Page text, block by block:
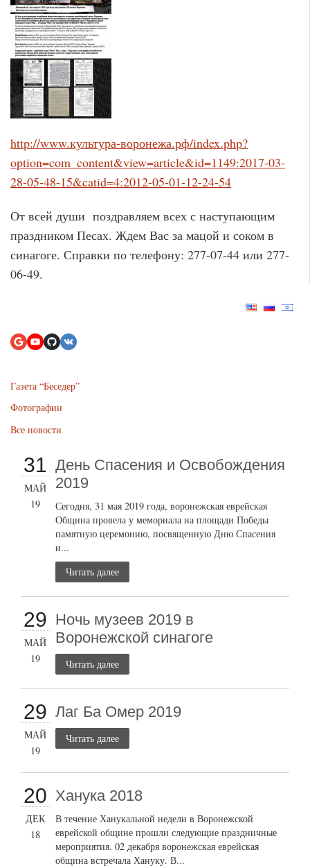
http://www.культура-воронежа.рф/index.php?
option=com_content&view=article&id=1149:2017-03-
28-05-48-15&catid=4:2012-05-01-12-24-54
От всей души поздравляем всех с наступающим
праздником Песах. Ждем Вас за мацой и соком в
синагоге. Справки по телефону: 277-07-44 или 277-
06-49.
Газета “Беседер”
Фотографии
Все новости
31
МАЙ
19
День Спасения и Освобождения
2019
Сегодня, 31 мая 2019 года, воронежская еврейская
Община провела у мемориала на площади Победы
памятную церемонию, посвященную Дню Спасения
и...
Читать далее
29
МАЙ
19
Ночь музеев 2019 в
Воронежской синагоге
Читать далее
29
МАЙ
19
Лаг Ба Омер 2019
Читать далее
20
ДЕК
18
Ханука 2018
В течение Ханукальной недели в Воронежской
еврейской общине прошли следующие праздничные
мероприятия. 02 декабря воронежская еврейская
община встречала Хануку. В...